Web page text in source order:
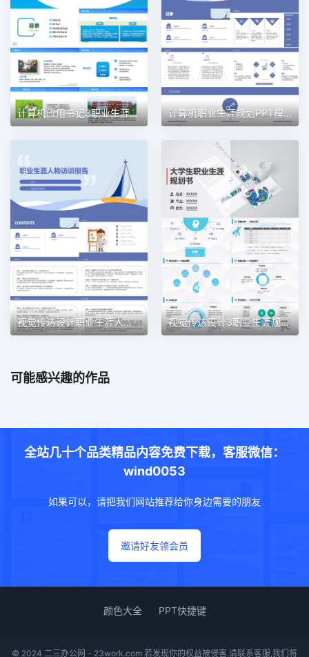
计算机应用书记3职业生涯规划PPT模板 计算机职业生涯规划PPT模板
视觉传达设计职业生涯人物访谈职业生涯规划PPT模板 视觉传达设计3职业生涯规划PPT模板
可能感兴趣的作品
全站几十个品类精品内容免费下载，客服微信：
wind0053
如果可以，请把我们网站推荐给你身边需要的朋友
邀请好友领会员
颜色大全 PPT快捷键
© 2024 二三办公网 - 23work.com 若发现你的权益被侵害.请联系客服,我们将